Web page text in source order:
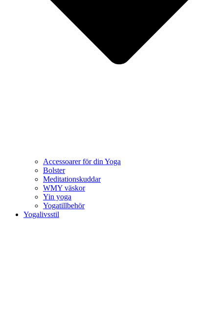
Accessoarer för din Yoga
Bolster
Meditationskuddar
WMY väskor
Yin yoga
Yogatillbehör
Yogalivsstil